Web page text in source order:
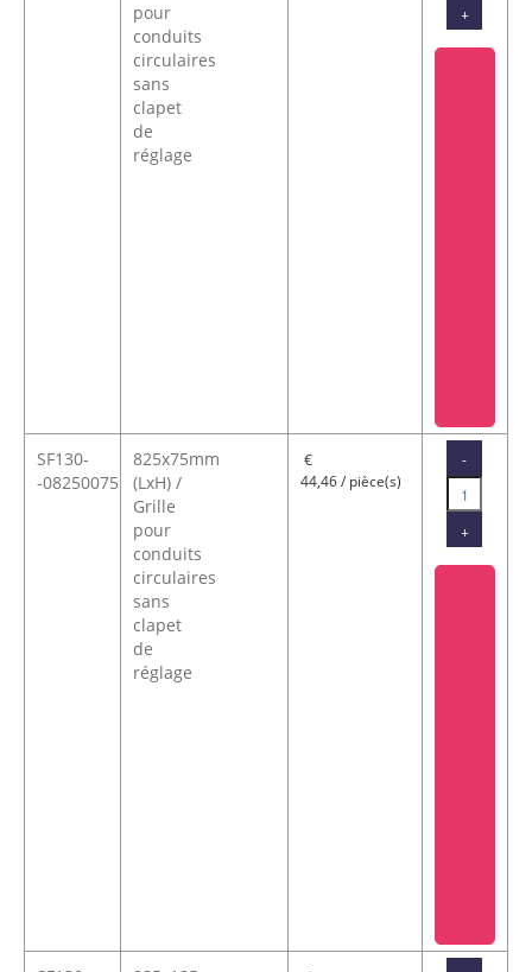
pour
conduits
circulaires
sans
clapet
de
réglage
SF130-
-08250075
825x75mm
(LxH) /
Grille
pour
conduits
circulaires
sans
clapet
de
réglage
44,46 / pièce(s)